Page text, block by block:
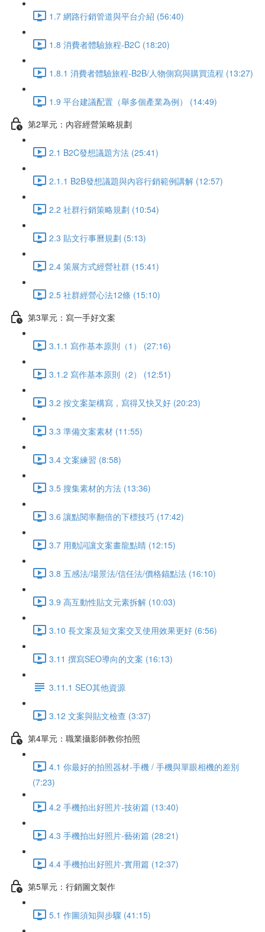
1.7 網路行銷管道與平台介紹 (56:40)
1.8 消費者體驗旅程-B2C (18:20)
1.8.1 消費者體驗旅程-B2B/人物側寫與購買流程 (13:27)
1.9 平台建議配置（舉多個產業為例） (14:49)
第2單元：內容經營策略規劃
2.1 B2C發想議題方法 (25:41)
2.1.1 B2B發想議題與內容行銷範例講解 (12:57)
2.2 社群行銷策略規劃 (10:54)
2.3 貼文行事曆規劃 (5:13)
2.4 策展方式經營社群 (15:41)
2.5 社群經營心法12條 (15:10)
第3單元：寫一手好文案
3.1.1 寫作基本原則（1） (27:16)
3.1.2 寫作基本原則（2） (12:51)
3.2 按文案架構寫，寫得又快又好 (20:23)
3.3 準備文案素材 (11:55)
3.4 文案練習 (8:58)
3.5 搜集素材的方法 (13:36)
3.6 讓點閱率翻倍的下標技巧 (17:42)
3.7 用動詞讓文案畫龍點睛 (12:15)
3.8 五感法/場景法/信任法/價格錨點法 (16:10)
3.9 高互動性貼文元素拆解 (10:03)
3.10 長文案及短文案交叉使用效果更好 (6:56)
3.11 撰寫SEO導向的文案 (16:13)
3.11.1 SEO其他資源
3.12 文案與貼文檢查 (3:37)
第4單元：職業攝影師教你拍照
4.1 你最好的拍照器材-手機 / 手機與單眼相機的差別
(7:23)
4.2 手機拍出好照片-技術篇 (13:40)
4.3 手機拍出好照片-藝術篇 (28:21)
4.4 手機拍出好照片-實用篇 (12:37)
第5單元：行銷圖文製作
5.1 作圖須知與步驟 (41:15)